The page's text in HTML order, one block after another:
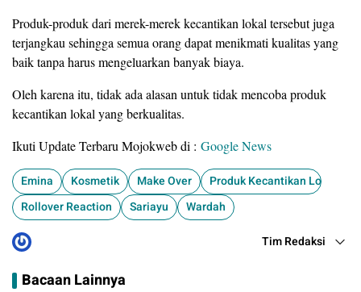
Produk-produk dari merek-merek kecantikan lokal tersebut juga
terjangkau sehingga semua orang dapat menikmati kualitas yang
baik tanpa harus mengeluarkan banyak biaya.
Oleh karena itu, tidak ada alasan untuk tidak mencoba produk
kecantikan lokal yang berkualitas.
Ikuti Update Terbaru Mojokweb di : Google News
Emina Kosmetik Make Over
Produk Kecantikan Lokal
Rollover Reaction
Sariayu Wardah
Tim Redaksi
Bacaan Lainnya